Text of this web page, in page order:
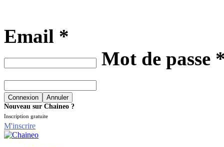
Email *
Mot de passe
Nouveau sur Chaineo ?
Inscription gratuite
M'inscrire